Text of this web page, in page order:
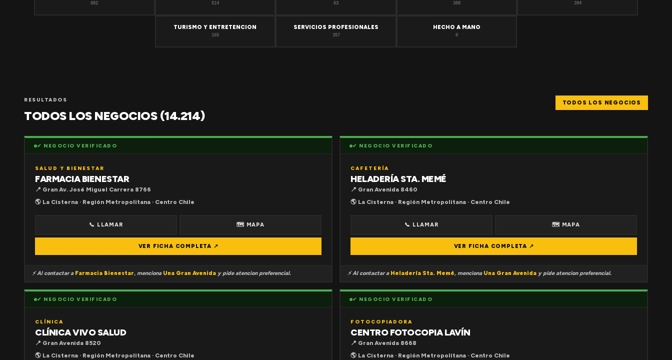
882 514 63 308 394
TURISMO Y ENTRETENCION
165
SERVICIOS PROFESIONALES
357
HECHO A MANO
0
RESULTADOS
TODOS LOS NEGOCIOS (14.214)
TODOS LOS NEGOCIOS
✔ NEGOCIO VERIFICADO
SALUD Y BIENESTAR
FARMACIA BIENESTAR
📍 Gran Av. José Miguel Carrera 8766
🌎 La Cisterna · Región Metropolitana · Centro Chile
📞 LLAMAR 🗺 MAPA
VER FICHA COMPLETA ↗
⚡ Al contactar a Farmacia Bienestar, menciona Una Gran Avenida y pide atencion preferencial.
✔ NEGOCIO VERIFICADO
CAFETERÍA
HELADERÍA STA. MEMÉ
📍 Gran Avenida 8460
🌎 La Cisterna · Región Metropolitana · Centro Chile
📞 LLAMAR 🗺 MAPA
VER FICHA COMPLETA ↗
⚡ Al contactar a Heladería Sta. Memé, menciona Una Gran Avenida y pide atencion preferencial.
✔ NEGOCIO VERIFICADO
CLÍNICA
CLÍNICA VIVO SALUD
📍 Gran Avenida 8520
🌎 La Cisterna · Región Metropolitana · Centro Chile
✔ NEGOCIO VERIFICADO
FOTOCOPIADORA
CENTRO FOTOCOPIA LAVÍN
📍 Gran Avenida 8668
🌎 La Cisterna · Región Metropolitana · Centro Chile